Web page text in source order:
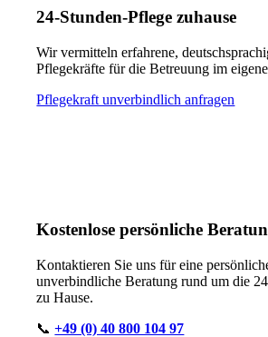
24-Stunden-Pflege zuhause
Wir vermitteln erfahrene,
Pflegekräfte für die Betreuung im
Pflegekraft unverbindlich anfragen
Kostenlose persönliche
Kontaktieren Sie uns für eine
unverbindliche Beratung rund um die
zu Hause.
📞+49 (0) 40 800 104 97